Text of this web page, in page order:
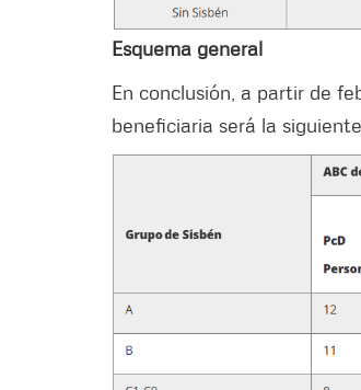
Esquema general
En conclusión, a partir de
beneficiaria será la